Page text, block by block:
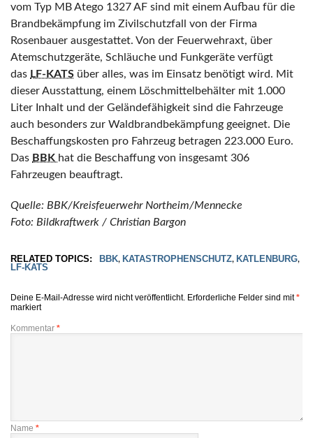
vom Typ MB Atego 1327 AF sind mit einem Aufbau für die
Brandbekämpfung im Zivilschutzfall von der Firma
Rosenbauer ausgestattet. Von der Feuerwehraxt, über
Atemschutzgeräte, Schläuche und Funkgeräte verfügt
das LF-KATS über alles, was im Einsatz benötigt wird. Mit
dieser Ausstattung, einem Löschmittelbehälter mit 1.000
Liter Inhalt und der Geländefähigkeit sind die Fahrzeuge
auch besonders zur Waldbrandbekämpfung geeignet. Die
Beschaffungskosten pro Fahrzeug betragen 223.000 Euro.
Das BBK hat die Beschaffung von insgesamt 306
Fahrzeugen beauftragt.
Quelle: BBK/Kreisfeuerwehr Northeim/Mennecke
Foto: Bild­kraft­werk / Chris­ti­an Bar­gon
RELATED TOPICS: BBK, KATASTROPHENSCHUTZ, KATLENBURG,
LF-KATS
Deine E-Mail-Adresse wird nicht veröffentlicht. Erforderliche Felder sind mit*
markiert
Kommentar *
Name *